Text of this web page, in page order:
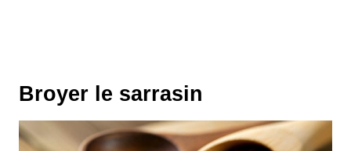
Broyer le sarrasin